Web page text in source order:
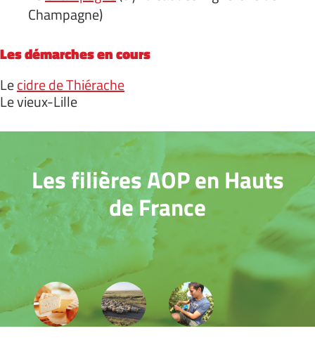
Champagne)
Les démarches en cours
Lecidre de Thiérache
Le vieux-Lille
Les filières AOP en Hauts
de France